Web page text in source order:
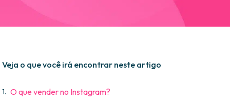
Veja o que você irá encontrar neste artigo
O que vender no Instagram?